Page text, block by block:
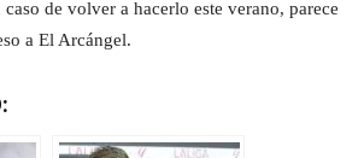
de volver a hacerlo este verano, parece
a El Arcángel.